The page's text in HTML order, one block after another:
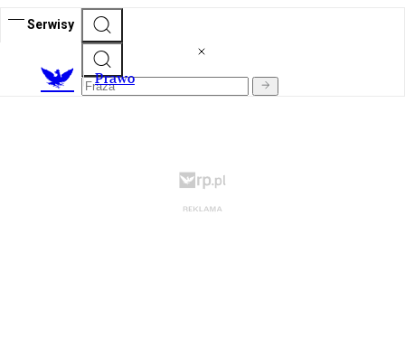
Serwisy
Prawo